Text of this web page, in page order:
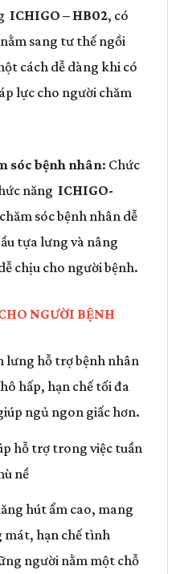
ICHIGO – HB02, có
sang tư thế ngồi
cách dễ dàng khi có
lực cho người chăm
sóc bệnh nhân: Chức
năng ICHIGO-
sóc bệnh nhân dễ
tựa lưng và nâng
chịu cho người bệnh.
NGƯỜI BỆNH
lưng hỗ trợ bệnh nhân
hấp, hạn chế tối đa
ngủ ngon giấc hơn.
hỗ trợ trong việc tuần
nề
hút ẩm cao, mang
mát, hạn chế tình
người nằm một chỗ